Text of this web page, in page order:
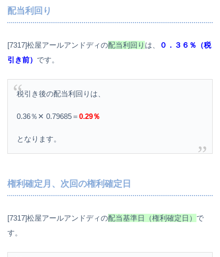
配当利回り
[7317]松屋アールアンドディの配当利回り は、
０．３６％（税
引き前） です。
税引き後の配当利回りは、
0.36％✕ 0.79685＝0.29％
となります。
権利確定月、次回の権利確定日
[7317]松屋アールアンドディの配当基準日（権利確定日） で
す。